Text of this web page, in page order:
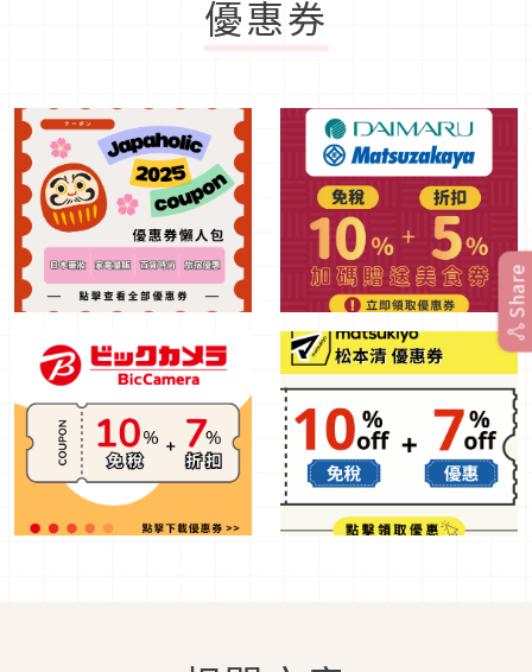
日本角落小生物期間限定主題咖啡廳
看完這次以UFO為主題的角落小夥伴餐點、甜點和飲
料，是不是覺得真的太可愛了呢？如果你最近有要安排
到東京、大阪或是宮城縣旅行的話，不妨先上官網預
約，去體驗一下主題咖啡廳的感覺！
Tags :
優惠券
Share